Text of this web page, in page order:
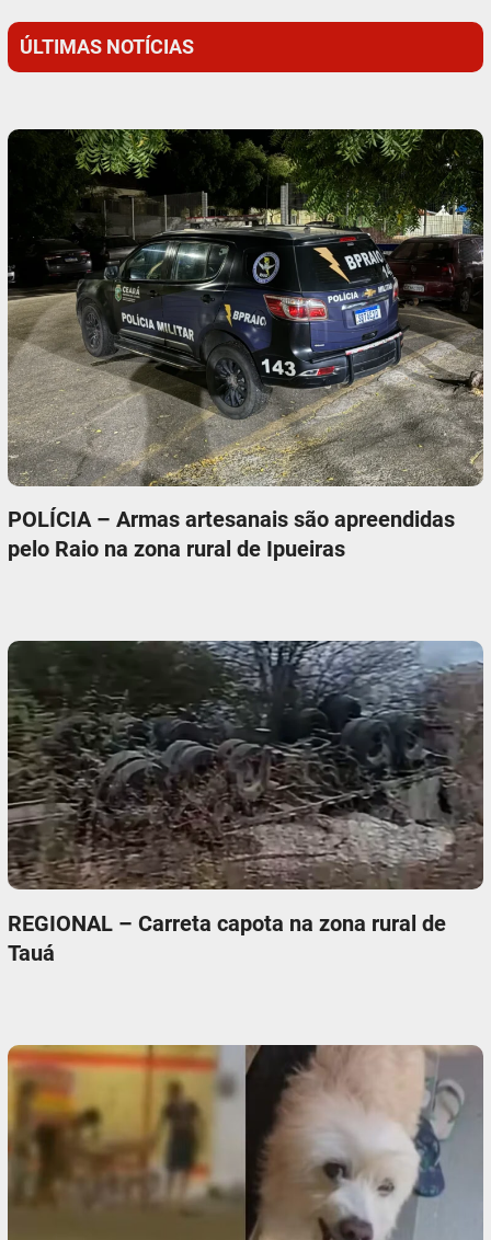
ÚLTIMAS NOTÍCIAS
POLÍCIA – Armas artesanais são apreendidas
pelo Raio na zona rural de Ipueiras
REGIONAL – Carreta capota na zona rural de
Tauá